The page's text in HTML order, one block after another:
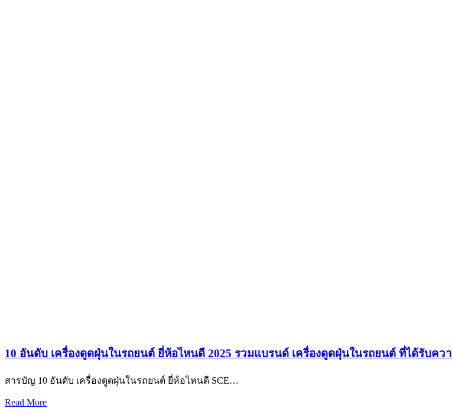
10 อันดับ เครื่องดูดฝุ่นในรถยนต์ ยี่ห้อไหนดี 2025 รวมแบรนด์ เครื่องดูดฝุ่นในรถยนต์ ที่ได้รับค
สารบัญ 10 อันดับ เครื่องดูดฝุ่นในรถยนต์ ยี่ห้อไหนดี SCE…
Read More